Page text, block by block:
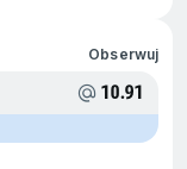
Obserwuj
10.91